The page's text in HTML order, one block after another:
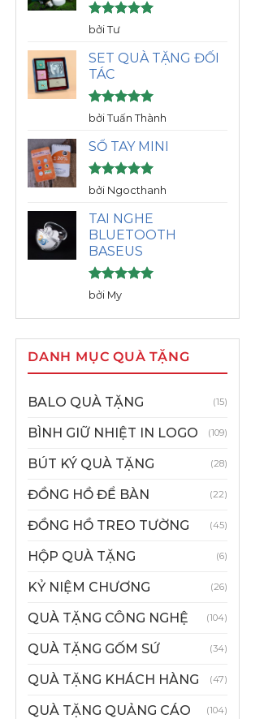
Được xếp
sao
bởi Tư
SET QUÀ TẶNG ĐỐI
TÁC
Được xếp
sao
bởi Tuấn Thành
SỔ TAY MINI
Được xếp
hạng5
sao
bởi Ngocthanh
TAI NGHE
BLUETOOTH
BASEUS
Được xếp
hạng
sao
bởi My
DANH MỤC QUÀ TẶNG
BALO QUÀ TẶNG (15)
BÌNH GIỮ NHIỆT IN LOGO (109)
BÚT KÝ QUÀ TẶNG (28)
ĐỒNG HỒ ĐỂ BÀN (22)
ĐỒNG HỒ TREO TƯỜNG (45)
HỘP QUÀ TẶNG (6)
KỶ NIỆM CHƯƠNG (26)
QUÀ TẶNG CÔNG NGHỆ (104)
QUÀ TẶNG GỐM SỨ (34)
QUÀ TẶNG KHÁCH HÀNG (47)
QUÀ TẶNG QUẢNG CÁO (104)